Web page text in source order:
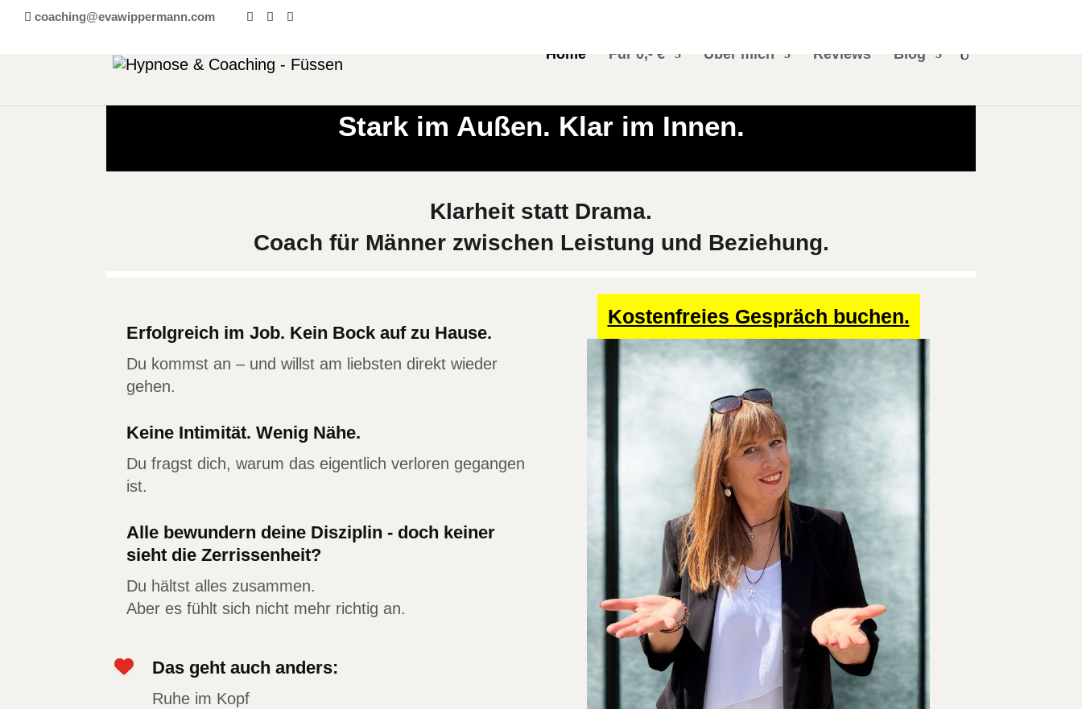
coaching@evawippermann.com
Home Für 0,- € Über mich Reviews Blog
Stark im Außen. Klar im Innen.
Klarheit statt Drama.
Coach für Männer zwischen Leistung und Beziehung.
Erfolgreich im Job. Kein Bock auf zu Hause.
Du kommst an – und willst am liebsten direkt wieder
gehen.
Keine Intimität. Wenig Nähe.
Du fragst dich, warum das eigentlich verloren gegangen
ist.
Alle bewundern deine Disziplin - doch keiner
sieht die Zerrissenheit?
Du hältst alles zusammen.
Aber es fühlt sich nicht mehr richtig an.
 Das geht auch anders:
Ruhe im Kopf
Kostenfreies Gespräch buchen.